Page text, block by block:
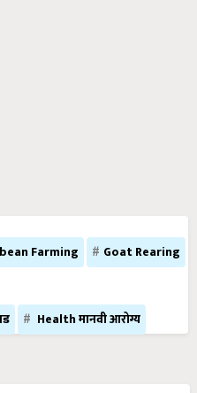
Farming
Goat Rearing
Health मानवी आरोग्य